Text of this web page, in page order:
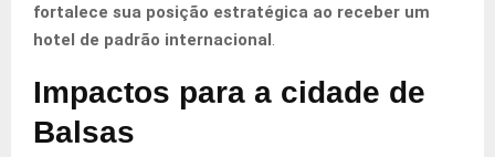
fortalece sua posição estratégica ao receber um
hotel de padrão internacional
Impactos para a cidade de
Balsas